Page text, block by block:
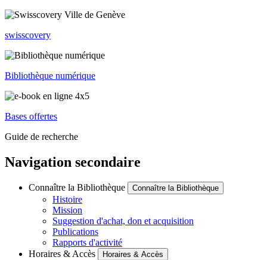
swisscovery
Bibliothèque numérique
Bases offertes
Guide de recherche
Navigation secondaire
Connaître la Bibliothèque Connaître la Bibliothèque
Histoire
Mission
Suggestion d'achat, don et acquisition
Publications
Rapports d'activité
Horaires & Accès
Horaires & Accès